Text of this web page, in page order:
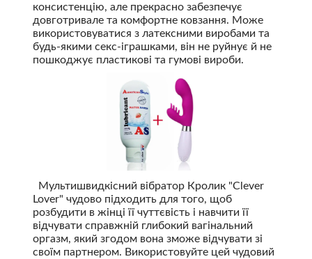
консистенцію, але прекрасно забезпечує
довготривале та комфортне ковзання. Може
використовуватися з латексними виробами та
будь-якими секс-іграшками, він не руйнує й не
пошкоджує пластикові та гумові вироби.
Мультишвидкісний вібратор Кролик "Clever
Lover" чудово підходить для того, щоб
розбудити в жінці її чуттєвість і навчити її
відчувати справжній глибокий вагінальний
оргазм, який згодом вона зможе відчувати зі
своїм партнером. Використовуйте цей чудовий